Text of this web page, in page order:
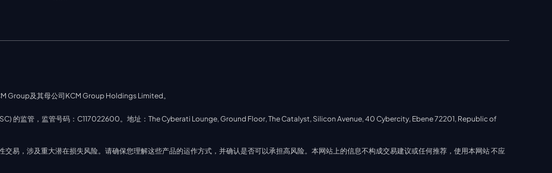
Group及其母公司KCM Group Holdings Limited。
的监管，监管号码：C117022600。地址：The Cyberati Lounge, Ground Floor, The Catalyst, Silicon Avenue, 40 Cybercity, Ebene 72201, Republic of
易，涉及重大潜在损失风险。请确保您理解这些产品的运作方式，并确认是否可以承担高风险。本网站上的信息不构成交易建议或任何推荐，使用本网站 不应